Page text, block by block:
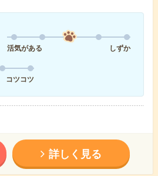
活気がある
しずか
コツコツ
詳しく見る